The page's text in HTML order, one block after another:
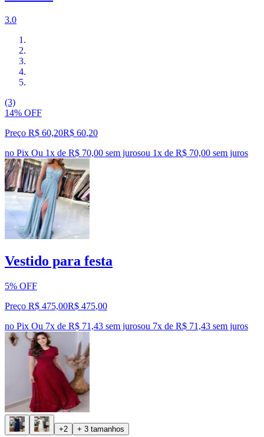
3.0
(3)
14% OFF
Preço R$ 60,20R$ 60,20
no Pix Ou 1x de R$ 70,00 sem jurosou 1x de R$ 70,00 sem juros
Vestido para festa
5% OFF
Preço R$ 475,00R$ 475,00
no Pix Ou 7x de R$ 71,43 sem jurosou 7x de R$ 71,43 sem juros
+2 + 3 tamanhos